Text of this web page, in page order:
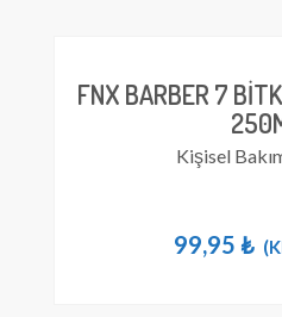
FNX BARBER 7
Kişisel
99,95 ₺